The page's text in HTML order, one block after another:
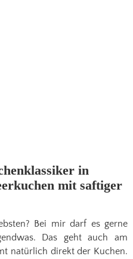
in
mit saftiger
Bei mir darf es gerne
Das geht auch am
natürlich direkt der Kuchen.